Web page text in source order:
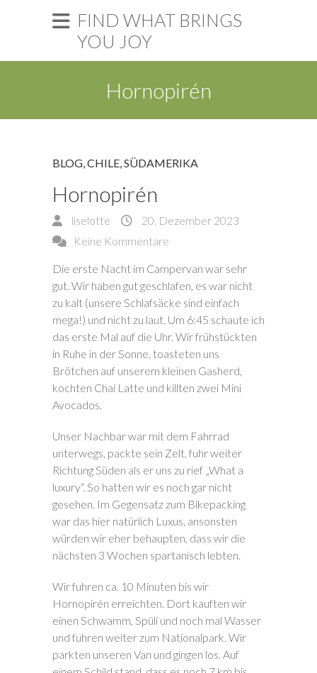
FIND WHAT BRINGS
YOU JOY
Hornopirén
BLOG,CHILE,SÜDAMERIKA
Hornopirén
liselotte
20. Dezember 2023
Keine Kommentare
Die erste Nacht im Campervan war sehr
gut. Wir haben gut geschlafen, es war nicht
zu kalt (unsere Schlafsäcke sind einfach
mega!) und nicht zu laut. Um 6:45 schaute ich
das erste Mal auf die Uhr. Wir frühstückten
in Ruhe in der Sonne, toasteten uns
Brötchen auf unserem kleinen Gasherd,
kochten Chai Latte und killten zwei Mini
Avocados.
Unser Nachbar war mit dem Fahrrad
unterwegs, packte sein Zelt, fuhr weiter
Richtung Süden als er uns zu rief „What a
luxury“. So hatten wir es noch gar nicht
gesehen. Im Gegensatz zum Bikepacking
war das hier natürlich Luxus, ansonsten
würden wir eher behaupten, dass wir die
nächsten 3 Wochen spartanisch lebten.
Wir fuhren ca. 10 Minuten bis wir
Hornopirén erreichten. Dort kauften wir
einen Schwamm, Spüli und noch mal Wasser
und fuhren weiter zum Nationalpark. Wir
parkten unseren Van und gingen los. Auf